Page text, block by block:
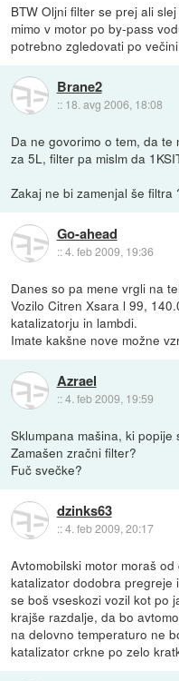
BTW Oljni filter se prej ali
mimo v motor po by-pass
potrebno zgledovati po
Brane2
:: 18. avg 2006, 18:08
Da ne govorimo o tem, da
za 5L, filter pa mislm da
Zakaj ne bi zamenjal še filtra
Go-ahead
::4. feb 2009, 19:36
Danes so pa mene vrgli na
Vozilo Citren Xsara l 99,
katalizatorju in lambdi.
Imate kakšne nove možne
Azrael
::4. feb 2009, 19:59
Sklumpana mašina, ki
Zamašen zračni filter?
Fuč svečke?
dzinks63
::4. feb 2009, 20:17
Avtomobilski motor moraš
katalizator dodobra pregreje
se boš vseskozi vozil kot po
krajše razdalje, da bo
na delovno temperaturo ne
katalizator crkne po zelo